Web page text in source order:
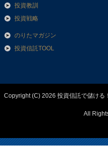
投資教訓
投資戦略
のりたマガジン
投資信託TOOL
Copyright (C) 2026 投資信託で儲ける
All